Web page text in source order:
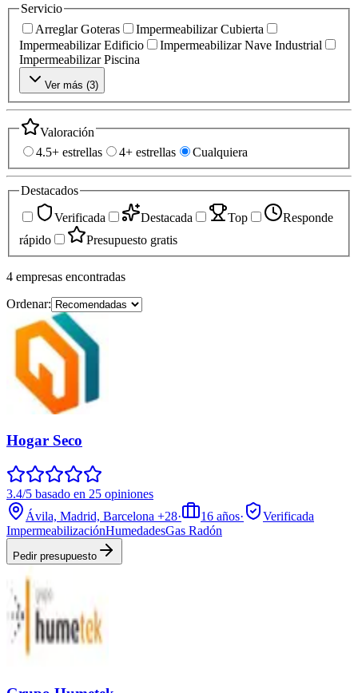
Servicio
Arreglar Goteras
Impermeabilizar Cubierta
Impermeabilizar Edificio
Impermeabilizar Nave Industrial
Impermeabilizar Piscina
Ver más (3)
Valoración
4.5+ estrellas
4+ estrellas Cualquiera
Destacados
Verificada
Destacada Top
Responde
rápido
Presupuesto gratis
4 empresas encontradas
Ordenar:
Hogar Seco
3.4/5 basado en 25 opiniones
Ávila, Madrid, Barcelona +28· 16 años·
Verificada
ImpermeabilizaciónHumedadesGas Radón
Pedir presupuesto